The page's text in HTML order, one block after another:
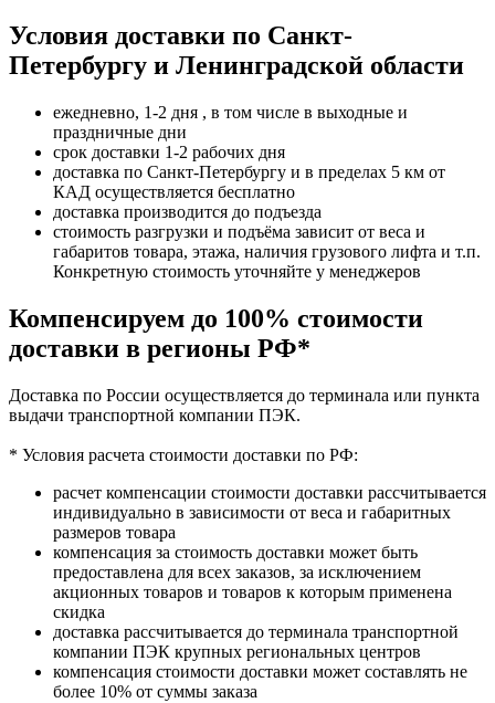
Условия доставки по Санкт-
Петербургу и Ленинградской области
ежедневно, 1-2 дня , в том числе в выходные и
праздничные дни
срок доставки 1-2 рабочих дня
доставка по Санкт-Петербургу и в пределах 5 км от
КАД осуществляется бесплатно
доставка производится до подъезда
стоимость разгрузки и подъёма зависит от веса и
габаритов товара, этажа, наличия грузового лифта и т.п.
Конкретную стоимость уточняйте у менеджеров
Компенсируем до 100% стоимости
доставки в регионы РФ*
Доставка по России осуществляется до терминала или пункта
выдачи транспортной компании ПЭК.
* Условия расчета стоимости доставки по РФ:
расчет компенсации стоимости доставки рассчитывается
индивидуально в зависимости от веса и габаритных
размеров товара
компенсация за стоимость доставки может быть
предоставлена для всех заказов, за исключением
акционных товаров и товаров к которым применена
скидка
доставка рассчитывается до терминала транспортной
компании ПЭК крупных региональных центров
компенсация стоимости доставки может составлять не
более 10% от суммы заказа